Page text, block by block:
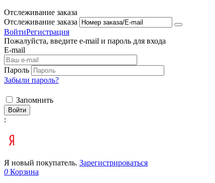
Отслеживание заказа
Отслеживание заказа
ВойтиРегистрация
Пожалуйста, введите e-mail и пароль для входа
E-mail
Пароль
Забыли пароль?
Запомнить
Войти
:
Я новый покупатель. Зарегистрироваться
0 Корзина